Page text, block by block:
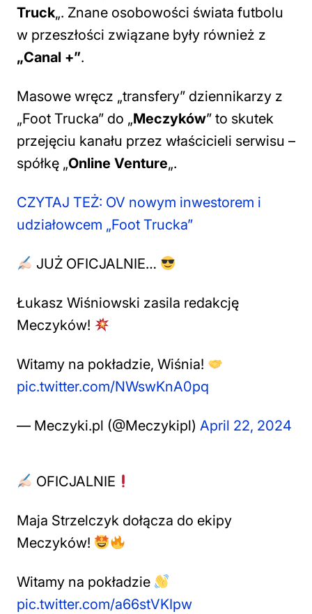
Truck„. Znane osobowości świata futbolu
w przeszłości związane były również z
„Canal +”.
Masowe wręcz „transfery” dziennikarzy z
„Foot Trucka” do „Meczyków” to skutek
przejęciu kanału przez właścicieli serwisu –
spółkę „Online Venture„.
CZYTAJ TEŻ: OV nowym inwestorem i
udziałowcem „Foot Trucka”
JUŻ OFICJALNIE…
Łukasz Wiśniowski zasila redakcję
Meczyków!
Witamy na pokładzie, Wiśnia!
pic.twitter.com/NWswKnA0pq
— Meczyki.pl (@Meczykipl) April 22, 2024
OFICJALNIE
Maja Strzelczyk dołącza do ekipy
Meczyków!
Witamy na pokładzie
pic.twitter.com/a66stVKIpw